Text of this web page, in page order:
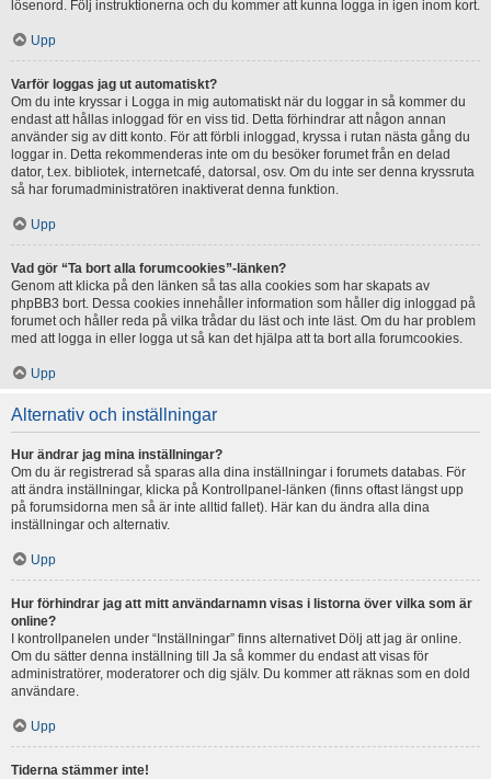
lösenord. Följ instruktionerna och du kommer att kunna logga in igen inom kort.
Upp
Varför loggas jag ut automatiskt?
Om du inte kryssar i Logga in mig automatiskt när du loggar in så kommer du
endast att hållas inloggad för en viss tid. Detta förhindrar att någon annan
använder sig av ditt konto. För att förbli inloggad, kryssa i rutan nästa gång du
loggar in. Detta rekommenderas inte om du besöker forumet från en delad
dator, t.ex. bibliotek, internetcafé, datorsal, osv. Om du inte ser denna kryssruta
så har forumadministratören inaktiverat denna funktion.
Upp
Vad gör “Ta bort alla forumcookies”-länken?
Genom att klicka på den länken så tas alla cookies som har skapats av
phpBB3 bort. Dessa cookies innehåller information som håller dig inloggad på
forumet och håller reda på vilka trådar du läst och inte läst. Om du har problem
med att logga in eller logga ut så kan det hjälpa att ta bort alla forumcookies.
Upp
Alternativ och inställningar
Hur ändrar jag mina inställningar?
Om du är registrerad så sparas alla dina inställningar i forumets databas. För
att ändra inställningar, klicka på Kontrollpanel-länken (finns oftast längst upp
på forumsidorna men så är inte alltid fallet). Här kan du ändra alla dina
inställningar och alternativ.
Upp
Hur förhindrar jag att mitt användarnamn visas i listorna över vilka som är
online?
I kontrollpanelen under “Inställningar” finns alternativet Dölj att jag är online.
Om du sätter denna inställning till Ja så kommer du endast att visas för
administratörer, moderatorer och dig själv. Du kommer att räknas som en dold
användare.
Upp
Tiderna stämmer inte!